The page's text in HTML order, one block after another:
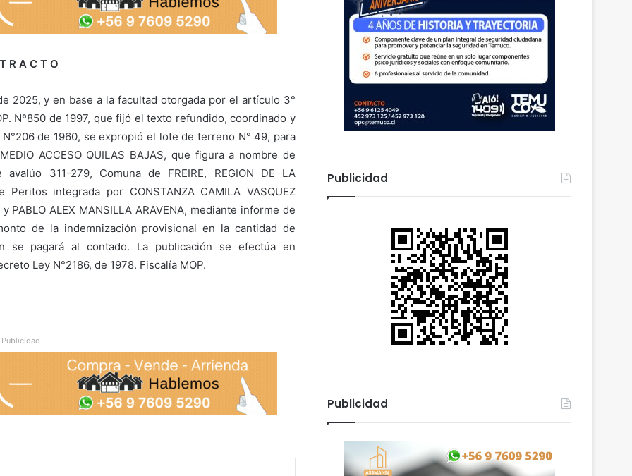
R A C T O
2025, y en base a la facultad otorgada por el artículo 3°
Nº850 de 1997, que fijó el texto refundido, coordinado y
de 1960, se expropió el lote de terreno N° 49, para
ACCESO QUILAS BAJAS, que figura a nombre de
avalúo 311-279, Comuna de FREIRE, REGION DE LA
integrada por CONSTANZA CAMILA VASQUEZ
PABLO ALEX MANSILLA ARAVENA, mediante informe de
de la indemnización provisional en la cantidad de
se pagará al contado. La publicación se efectúa en
Ley N°2186, de 1978. Fiscalía MOP.
Publicidad
Publicidad
Publicidad